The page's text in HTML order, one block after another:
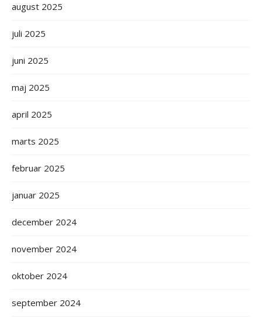
august 2025
juli 2025
juni 2025
maj 2025
april 2025
marts 2025
februar 2025
januar 2025
december 2024
november 2024
oktober 2024
september 2024